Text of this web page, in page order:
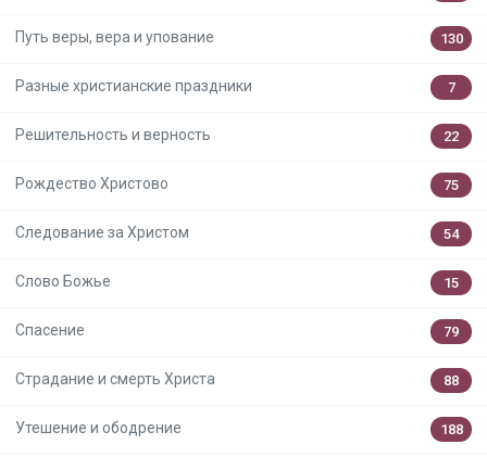
Путь веры, вера и упование 130
Разные христианские праздники 7
Решительность и верность 22
Рождество Христово 75
Следование за Христом 54
Слово Божье 15
Спасение 79
Страдание и смерть Христа 88
Утешение и ободрение 188